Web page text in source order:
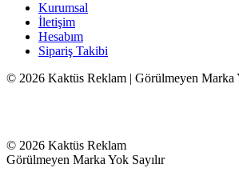
Kurumsal
İletişim
Hesabım
Sipariş Takibi
© 2026 Kaktüs Reklam | Görülmeyen Marka
© 2026 Kaktüs Reklam
Görülmeyen Marka Yok Sayılır